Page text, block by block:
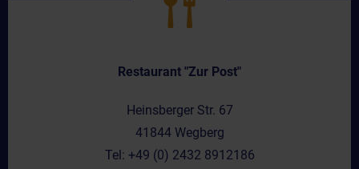
Restaurant "Zur Post"
Heinsberger Str. 67
41844 Wegberg
Tel: +49 (0) 2432 8912186